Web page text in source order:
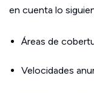
en cuenta lo
Áreas de
Velocidades